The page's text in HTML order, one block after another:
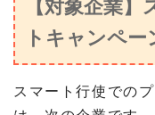
【対象企業
トキャンペー
スマート行使での